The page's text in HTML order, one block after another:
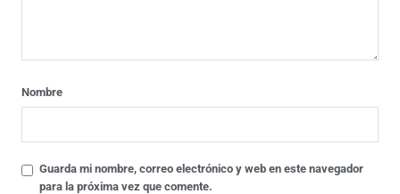
Nombre
Guarda mi nombre, correo electrónico y web en este navegador
para la próxima vez que comente.